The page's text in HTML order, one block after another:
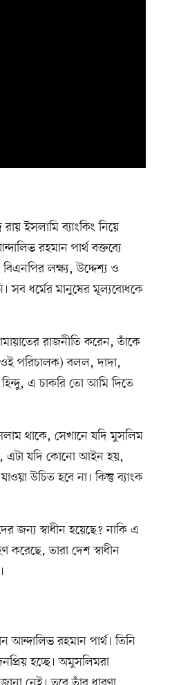
ইসলামি ব্যাংকিং নিয়ে
রহমান পার্থ বক্তব্যে
লক্ষ্য, উদ্দেশ্য ও
সব ধর্মের মানুষের মূল্যবোধকে
রাজনীতি করেন, তাঁকে
পরিচালক) বলল, দাদা,
এ চাকরি তো আমি দিতে
থাকে, সেখানে যদি মুসলিম
এটা যদি কোনো আইন হয়,
উচিত হবে না। কিন্তু ব্যাংক
জন্য স্বাধীন হয়েছে? নাকি এ
করেছে, তারা দেশ স্বাধীন
আন্দালিভ রহমান পার্থ। তিনি
হচ্ছে। অমুসলিমরা